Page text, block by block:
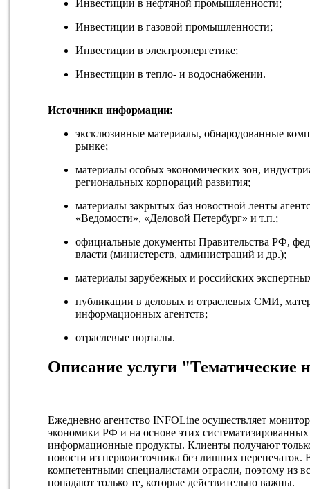
Инвестиции в нефтяной промышленности;
Инвестиции в газовой промышленности;
Инвестиции в электроэнергетике;
Инвестиции в тепло- и водоснабжении.
Источники информации:
эксклюзивные материалы, обнародованные
рынке;
материалы особых экономических зон,
региональных корпораций развития;
материалы закрытых баз новостной ленты
«Ведомости», «Деловой Петербург» и т.п.;
официальные документы Правительства РФ,
власти (министерств, администраций и др.);
материалы зарубежных и российских
публикации в деловых и отраслевых СМИ,
информационных агентств;
отраслевые порталы.
Описание услуги "Тематические
Ежедневно агентство INFOLine осуществляет
экономики РФ и на основе этих
информационные продукты. Клиенты получают
новости из первоисточника без лишних
компетентными специалистами отрасли, поэтому из
попадают только те, которые действительно важны.